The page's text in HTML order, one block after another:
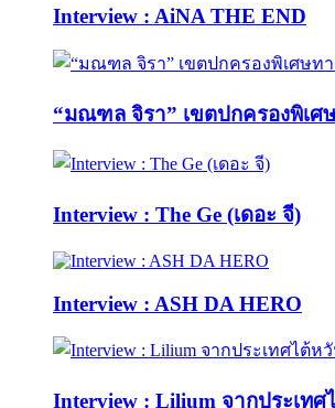
Interview : AiNA THE END
“มณฑล จิรา” เขตปกครองพิเศ
Interview : The Ge (เดอะ จี)
Interview : ASH DA HERO
Interview : Lilium จากประเทศ